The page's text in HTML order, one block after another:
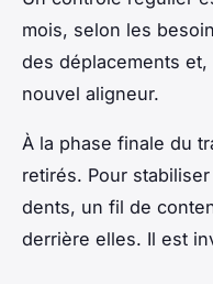
mois, selon les
des déplacements
nouvel aligneur.
À la phase finale du
retirés. Pour
dents, un fil de
derrière elles. Il est